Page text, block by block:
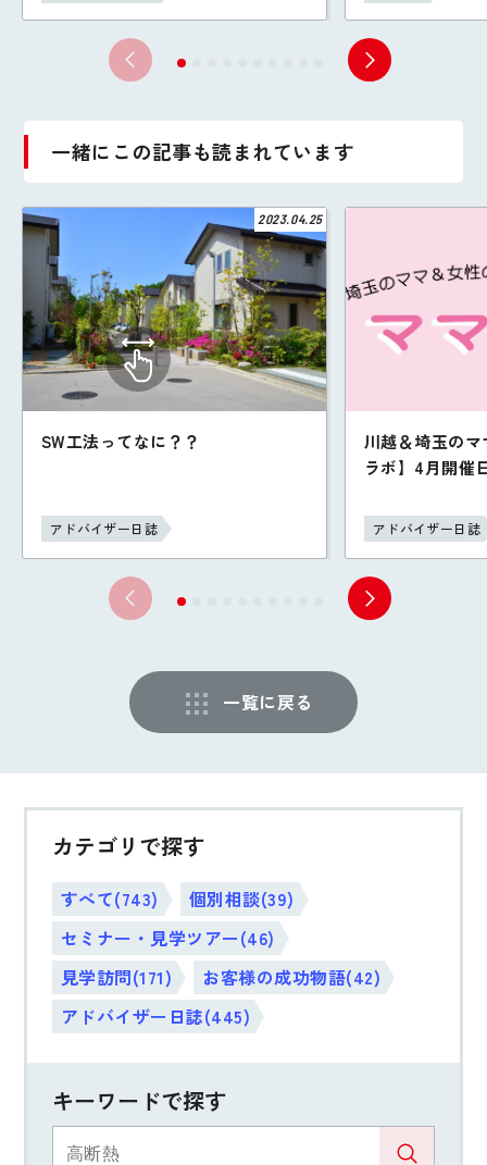
一緒にこの記事も読まれています
SW工法ってなに？？
2023.04.25
アドバイザー日誌
川越＆埼玉の
ラボ】4月開催
アドバイザー日誌
一覧に戻る
カテゴリで探す
すべて(743)
個別相談(39)
セミナー・見学ツアー(46)
見学訪問(171)
お客様の成功物語(42)
アドバイザー日誌(445)
キーワードで探す